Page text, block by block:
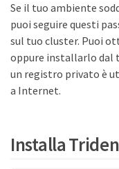
Se il tuo ambiente
puoi seguire questi
sul tuo cluster. Puoi
oppure installarlo dal
un registro privato è
a Internet.
Installa